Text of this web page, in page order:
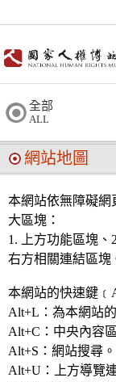
全部
ALL
網站地圖
本網站依無障礙網
大區塊：
1. 上方功能區塊、
右方相關連結區塊
本網站的快速鍵
Alt+L：為本網站
Alt+C：中央內容
Alt+S：網站搜尋。
Alt+U：上方導覽